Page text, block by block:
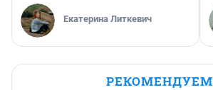
Екатерина Литкевич
РЕКОМЕНДУЕМ